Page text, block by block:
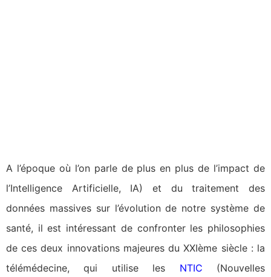
A l’époque où l’on parle de plus en plus de l’impact de
l’Intelligence Artificielle, IA) et du traitement des
données massives sur l’évolution de notre système de
santé, il est intéressant de confronter les philosophies
de ces deux innovations majeures du XXIème siècle : la
télémédecine, qui utilise les NTIC (Nouvelles